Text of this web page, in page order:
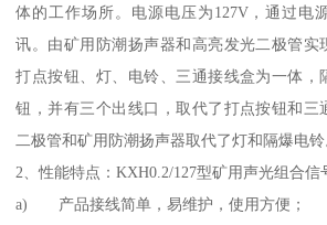
体的工作场所。电源电压为127V，通过电
讯。由矿用防潮扬声器和高亮发光二极管实
打点按钮、灯、电铃、三通接线盒为一体，
钮，并有三个出线口，取代了打点按钮和三
二极管和矿用防潮扬声器取代了灯和隔爆电铃
2、性能特点：KXH0.2/127型矿用声光组合信
a) 产品接线简单，易维护，使用方便；